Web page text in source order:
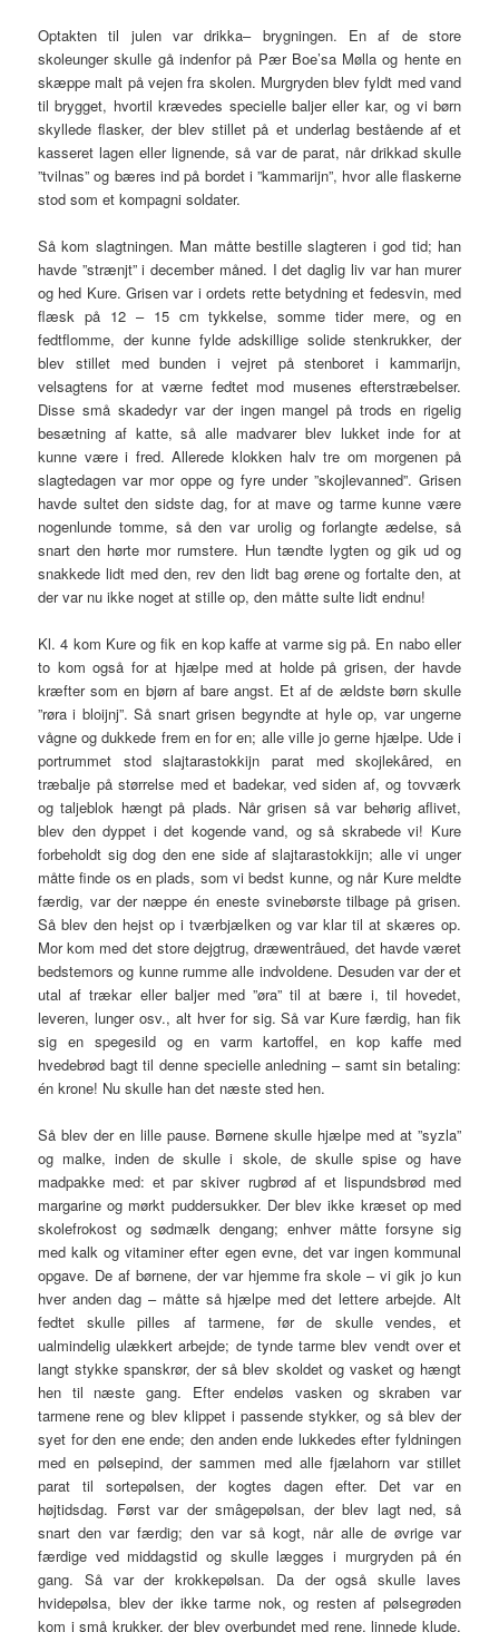
Optakten til julen var drikka– brygningen. En af de store
skoleunger skulle gå indenfor på Pær Boe’sa Mølla og hente en
skæppe malt på vejen fra skolen. Murgryden blev fyldt med vand
til brygget, hvortil krævedes specielle baljer eller kar, og vi børn
skyllede flasker, der blev stillet på et underlag bestående af et
kasseret lagen eller lignende, så var de parat, når drikkad skulle
”tvilnas” og bæres ind på bordet i ”kammarijn”, hvor alle flaskerne
stod som et kompagni soldater.
Så kom slagtningen. Man måtte bestille slagteren i god tid; han
havde ”strænjt” i december måned. I det daglig liv var han murer
og hed Kure. Grisen var i ordets rette betydning et fedesvin, med
flæsk på 12 – 15 cm tykkelse, somme tider mere, og en
fedtflomme, der kunne fylde adskillige solide stenkrukker, der
blev stillet med bunden i vejret på stenboret i kammarijn,
velsagtens for at værne fedtet mod musenes efterstræbelser.
Disse små skadedyr var der ingen mangel på trods en rigelig
besætning af katte, så alle madvarer blev lukket inde for at
kunne være i fred. Allerede klokken halv tre om morgenen på
slagtedagen var mor oppe og fyre under ”skojlevanned”. Grisen
havde sultet den sidste dag, for at mave og tarme kunne være
nogenlunde tomme, så den var urolig og forlangte ædelse, så
snart den hørte mor rumstere. Hun tændte lygten og gik ud og
snakkede lidt med den, rev den lidt bag ørene og fortalte den, at
der var nu ikke noget at stille op, den måtte sulte lidt endnu!
Kl. 4 kom Kure og fik en kop kaffe at varme sig på. En nabo eller
to kom også for at hjælpe med at holde på grisen, der havde
kræfter som en bjørn af bare angst. Et af de ældste børn skulle
”røra i bloijnj”. Så snart grisen begyndte at hyle op, var ungerne
vågne og dukkede frem en for en; alle ville jo gerne hjælpe. Ude i
portrummet stod slajtarastokkijn parat med skojlekâred, en
træbalje på størrelse med et badekar, ved siden af, og tovværk
og taljeblok hængt på plads. Når grisen så var behørig aflivet,
blev den dyppet i det kogende vand, og så skrabede vi! Kure
forbeholdt sig dog den ene side af slajtarastokkijn; alle vi unger
måtte finde os en plads, som vi bedst kunne, og når Kure meldte
færdig, var der næppe én eneste svinebørste tilbage på grisen.
Så blev den hejst op i tværbjælken og var klar til at skæres op.
Mor kom med det store dejgtrug, dræwentrâued, det havde været
bedstemors og kunne rumme alle indvoldene. Desuden var der et
utal af trækar eller baljer med ”øra” til at bære i, til hovedet,
leveren, lunger osv., alt hver for sig. Så var Kure færdig, han fik
sig en spegesild og en varm kartoffel, en kop kaffe med
hvedebrød bagt til denne specielle anledning – samt sin betaling:
én krone! Nu skulle han det næste sted hen.
Så blev der en lille pause. Børnene skulle hjælpe med at ”syzla”
og malke, inden de skulle i skole, de skulle spise og have
madpakke med: et par skiver rugbrød af et lispundsbrød med
margarine og mørkt puddersukker. Der blev ikke kræset op med
skolefrokost og sødmælk dengang; enhver måtte forsyne sig
med kalk og vitaminer efter egen evne, det var ingen kommunal
opgave. De af børnene, der var hjemme fra skole – vi gik jo kun
hver anden dag – måtte så hjælpe med det lettere arbejde. Alt
fedtet skulle pilles af tarmene, før de skulle vendes, et
ualmindelig ulækkert arbejde; de tynde tarme blev vendt over et
langt stykke spanskrør, der så blev skoldet og vasket og hængt
hen til næste gang. Efter endeløs vasken og skraben var
tarmene rene og blev klippet i passende stykker, og så blev der
syet for den ene ende; den anden ende lukkedes efter fyldningen
med en pølsepind, der sammen med alle fjælahorn var stillet
parat til sortepølsen, der kogtes dagen efter. Det var en
højtidsdag. Først var der smâgepølsan, der blev lagt ned, så
snart den var færdig; den var så kogt, når alle de øvrige var
færdige ved middagstid og skulle lægges i murgryden på én
gang. Så var der krokkepølsan. Da der også skulle laves
hvidepølsa, blev der ikke tarme nok, og resten af pølsegrøden
kom i små krukker, der blev overbundet med rene, linnede klude,